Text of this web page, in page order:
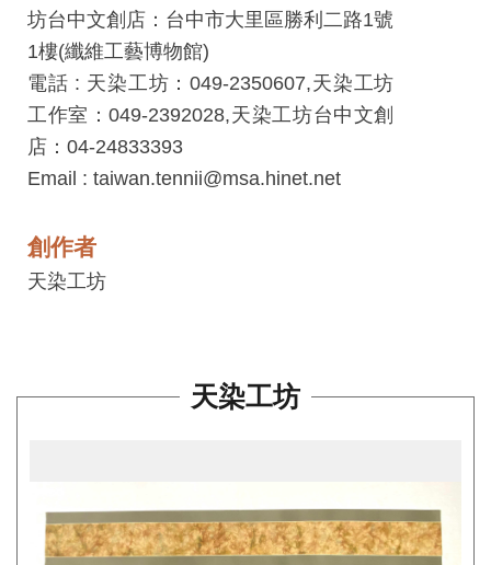
範
常
見
問
答
(一
常
見
我
們
坊台中文創店：台中市大里區勝利二路1號
1樓(纖維工藝博物館)
電話 : 天染工坊：049-2350607,天染工坊
工作室：049-2392028,天染工坊台中文創
店：04-24833393
Email : taiwan.tennii@msa.hinet.net
創作者
天染工坊
天染工坊